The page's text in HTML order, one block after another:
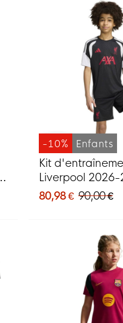
-10% Enfants
Kit
Liverpool
Enfants, noir,
80,98 € 90,00 €